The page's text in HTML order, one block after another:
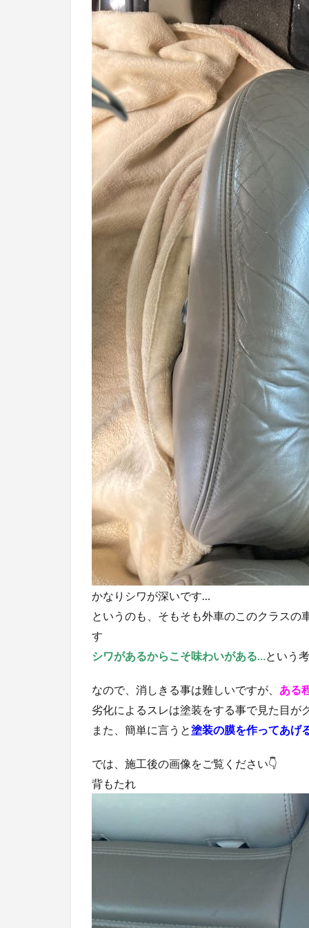
かなりシワが深いです…
というのも、そもそも外車のこのクラスの
す
シワがあるからこそ味わいがある…という
なので、消しきる事は難しいですが、 ある
劣化によるスレは塗装をする事で見た目が
また、簡単に言うと塗装の膜を作ってあげ
では、施工後の画像をご覧ください👇
背もたれ